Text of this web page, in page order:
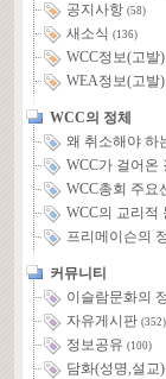
공지사항 (58)
새소식 (136)
WCC정보(고발)
WEA정보(고발)
WCC의 정체
왜 취소해야 하
WCC가 걸어온
WCC총회 주요
WCC의 교리적
프리메이슨의
커뮤니티
이슬람문화의
자유게시판 (352)
정보공유 (100)
담화(성명,설교